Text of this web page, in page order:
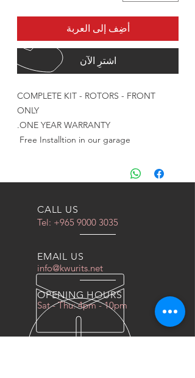
أضِف إلى العربة
اشترِ الآن
COMPLETE KIT - ROTORS - FRONT
ONLY
ONE YEAR WARRANTY.
Free Installtion in our garage
CALL US
Tel: +965 9000 3035
EMAIL US
info@kwurits.net
OPENING HOURS
Sat - Thu: 4pm - 10pm